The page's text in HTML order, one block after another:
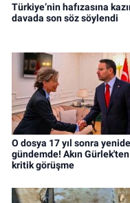
Türkiye’nin hafızasına
davada son söz söylendi
O dosya 17 yıl sonra
gündemde! Akın Gürlek'ten
kritik görüşme